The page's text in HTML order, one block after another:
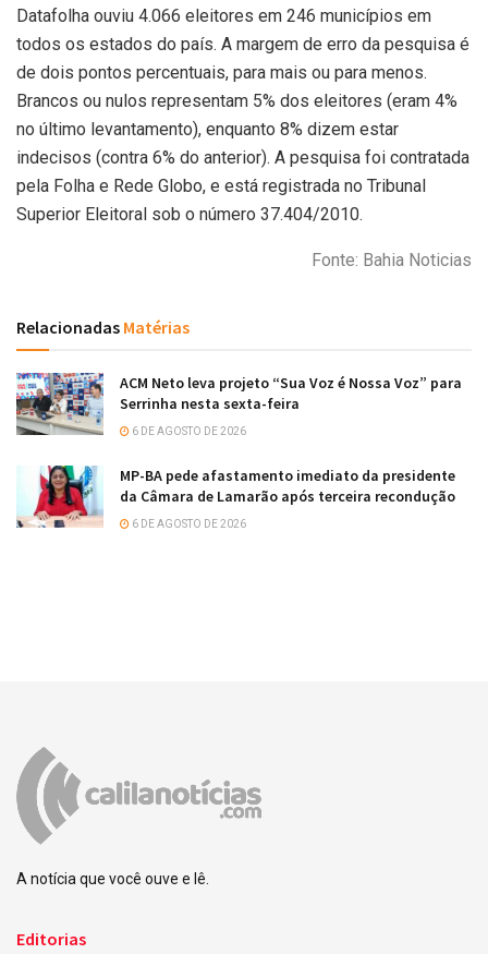
Datafolha ouviu 4.066 eleitores em 246 municípios em
todos os estados do país. A margem de erro da pesquisa é
de dois pontos percentuais, para mais ou para menos.
Brancos ou nulos representam 5% dos eleitores (eram 4%
no último levantamento), enquanto 8% dizem estar
indecisos (contra 6% do anterior). A pesquisa foi contratada
pela Folha e Rede Globo, e está registrada no Tribunal
Superior Eleitoral sob o número 37.404/2010.
Fonte: Bahia Noticias
Relacionadas Matérias
ACM Neto leva projeto “Sua Voz é Nossa Voz” para
Serrinha nesta sexta-feira
6 DE AGOSTO DE 2026
MP-BA pede afastamento imediato da presidente
da Câmara de Lamarão após terceira recondução
6 DE AGOSTO DE 2026
A notícia que você ouve e lê.
Editorias